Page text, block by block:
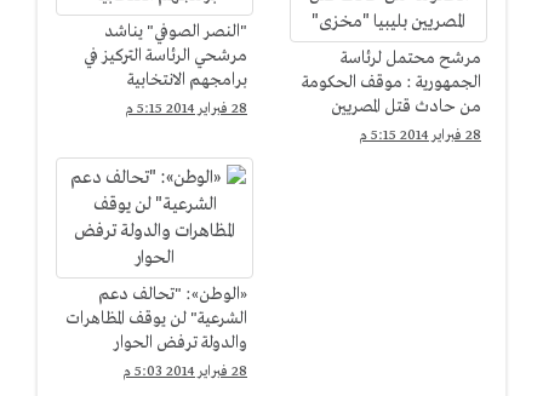
مرشح محتمل لرئاسة
الجمهورية : موقف الحكومة
من حادث قتل المصريين
بليبيا "مخزى"
28 فبراير 2014 5:15 م
"النصر الصوفي" يناشد
مرشحي الرئاسة التركيز في
برامجهم الانتخابية
28 فبراير 2014 5:15 م
«الوطن»: "تحالف دعم
الشرعية" لن يوقف المظاهرات
والدولة ترفض الحوار
28 فبراير 2014 5:03 م